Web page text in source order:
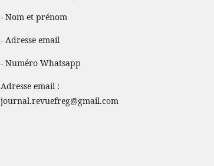
- Nom et prénom
- Adresse email
- Numéro Whatsapp
Adresse email :
journal.revuefreg@gmail.com